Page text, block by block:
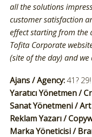
all the solutions
customer satisfaction
effect starting from the
Tofita Corporate
(site of the day) and
Ajans / Agency:41? 29!
Yaratıcı Yönetmen /
Sanat Yönetmeni /
Reklam Yazarı /
Marka Yöneticisi /